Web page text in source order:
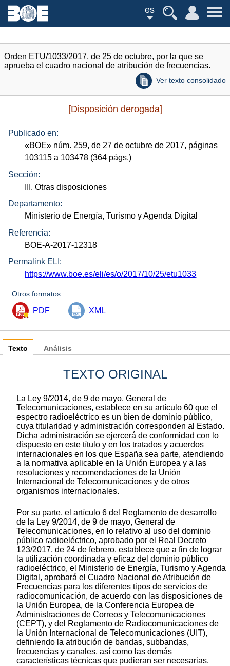
es
Orden ETU/1033/2017, de 25 de octubre, por la que se
aprueba el cuadro nacional de atribución de frecuencias.
Ver texto consolidado
[Disposición derogada]
Publicado en:
«BOE» núm. 259, de 27 de octubre de 2017, páginas
103115 a 103478 (364 págs.)
Sección:
III. Otras disposiciones
Departamento:
Ministerio de Energía, Turismo y Agenda Digital
Referencia:
BOE-A-2017-12318
Permalink ELI:
https://www.boe.es/eli/es/o/2017/10/25/etu1033
Otros formatos:
PDF XML
Texto
TEXTO ORIGINAL
La Ley 9/2014, de 9 de mayo, General de
Telecomunicaciones, establece en su artículo 60 que el
espectro radioeléctrico es un bien de dominio público,
cuya titularidad y administración corresponden al Estado.
Dicha administración se ejercerá de conformidad con lo
dispuesto en este título y en los tratados y acuerdos
internacionales en los que España sea parte, atendiendo
a la normativa aplicable en la Unión Europea y a las
resoluciones y recomendaciones de la Unión
Internacional de Telecomunicaciones y de otros
organismos internacionales.
Por su parte, el artículo 6 del Reglamento de desarrollo
de la Ley 9/2014, de 9 de mayo, General de
Telecomunicaciones, en lo relativo al uso del dominio
público radioeléctrico, aprobado por el Real Decreto
123/2017, de 24 de febrero, establece que a fin de lograr
la utilización coordinada y eficaz del dominio público
radioeléctrico, el Ministerio de Energía, Turismo y Agenda
Digital, aprobará el Cuadro Nacional de Atribución de
Frecuencias para los diferentes tipos de servicios de
radiocomunicación, de acuerdo con las disposiciones de
la Unión Europea, de la Conferencia Europea de
Administraciones de Correos y Telecomunicaciones
(CEPT), y del Reglamento de Radiocomunicaciones de
la Unión Internacional de Telecomunicaciones (UIT),
definiendo la atribución de bandas, subbandas,
frecuencias y canales, así como las demás
características técnicas que pudieran ser necesarias.
Análisis